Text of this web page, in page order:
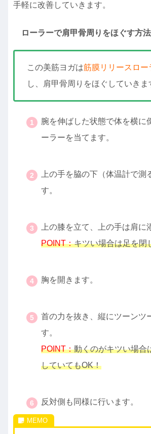
手軽に改善していきます。
ローラーで肩甲骨周りをほぐす方法
この美筋ヨガは筋膜リリースロー
し、肩甲骨周りをほぐしていきま
腕を伸ばした状態で体を横に
ーラーを当てます。
上の手を脇の下（体温計で測
す。
上の膝を立て、上の手は肩に
POINT：キツい場合は足を閉
胸を開きます。
首の力を抜き、縦にツーンツ
す。
POINT：動くのがキツい場合
していてもOK！
反対側も同様に行います。